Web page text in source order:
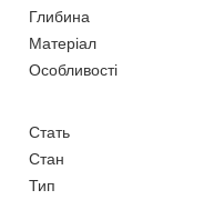
Глибина
Матеріал
Особливості
Стать
Стан
Тип